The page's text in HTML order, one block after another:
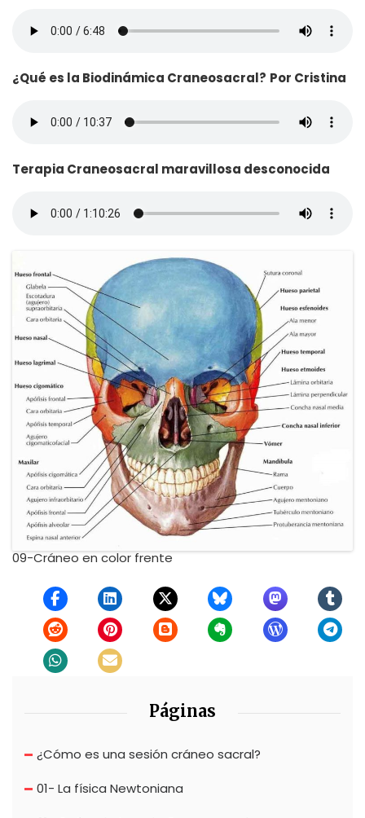
¿Qué es la Biodinámica Craneosacral? Por Cristina
Terapia Craneosacral maravillosa desconocida
09-Cráneo en color frente
Páginas
¿Cómo es una sesión cráneo sacral?
01- La física Newtoniana